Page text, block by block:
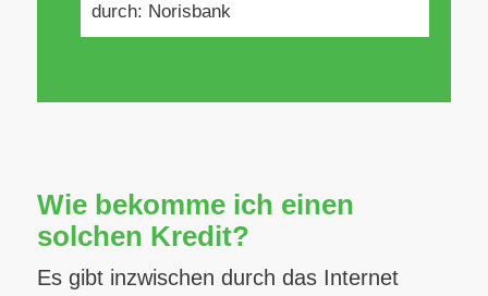
durch: Norisbank
Wie bekomme ich einen
solchen Kredit?
Es gibt inzwischen durch das Internet